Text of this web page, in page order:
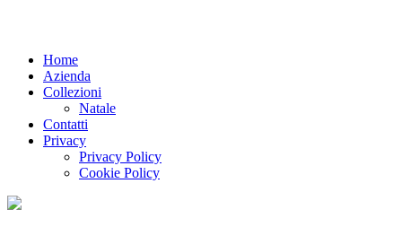
Home
Azienda
Collezioni
Natale
Contatti
Privacy
Privacy Policy
Cookie Policy